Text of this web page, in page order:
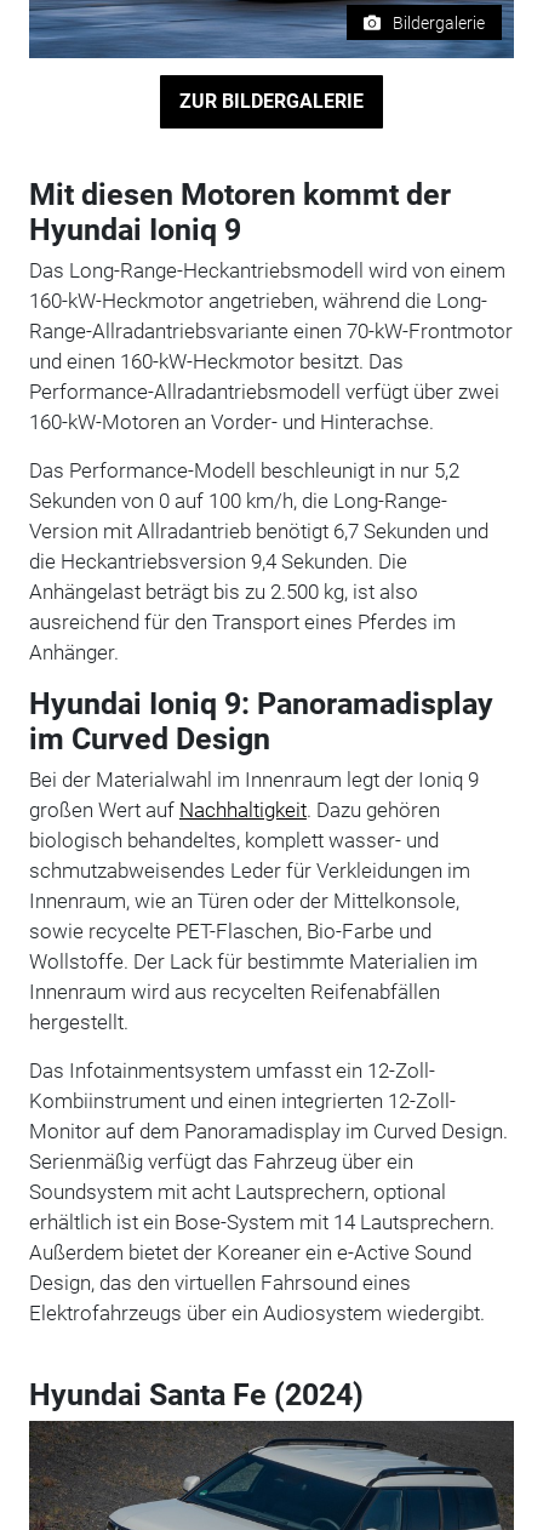
Bildergalerie
ZUR BILDERGALERIE
Mit diesen Motoren kommt der
Hyundai Ioniq 9
Das Long-Range-Heckantriebsmodell wird von einem
160-kW-Heckmotor angetrieben, während die Long-
Range-Allradantriebsvariante einen 70-kW-Frontmotor
und einen 160-kW-Heckmotor besitzt. Das
Performance-Allradantriebsmodell verfügt über zwei
160-kW-Motoren an Vorder- und Hinterachse.
Das Performance-Modell beschleunigt in nur 5,2
Sekunden von 0 auf 100 km/h, die Long-Range-
Version mit Allradantrieb benötigt 6,7 Sekunden und
die Heckantriebsversion 9,4 Sekunden. Die
Anhängelast beträgt bis zu 2.500 kg, ist also
ausreichend für den Transport eines Pferdes im
Anhänger.
Hyundai Ioniq 9: Panoramadisplay
im Curved Design
Bei der Materialwahl im Innenraum legt der Ioniq 9
großen Wert auf Nachhaltigkeit. Dazu gehören
biologisch behandeltes, komplett wasser- und
schmutzabweisendes Leder für Verkleidungen im
Innenraum, wie an Türen oder der Mittelkonsole,
sowie recycelte PET-Flaschen, Bio-Farbe und
Wollstoffe. Der Lack für bestimmte Materialien im
Innenraum wird aus recycelten Reifenabfällen
hergestellt.
Das Infotainmentsystem umfasst ein 12-Zoll-
Kombiinstrument und einen integrierten 12-Zoll-
Monitor auf dem Panoramadisplay im Curved Design.
Serienmäßig verfügt das Fahrzeug über ein
Soundsystem mit acht Lautsprechern, optional
erhältlich ist ein Bose-System mit 14 Lautsprechern.
Außerdem bietet der Koreaner ein e-Active Sound
Design, das den virtuellen Fahrsound eines
Elektrofahrzeugs über ein Audiosystem wiedergibt.
Hyundai Santa Fe (2024)